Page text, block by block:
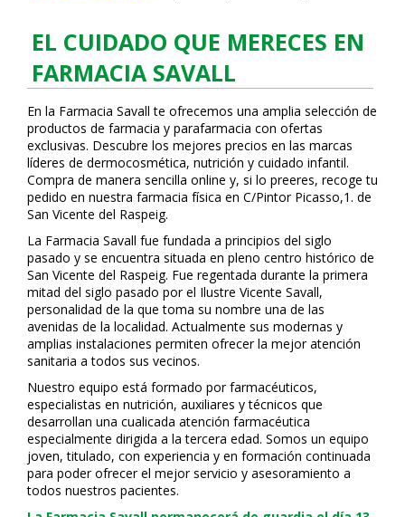
EL CUIDADO QUE MERECES EN
FARMACIA SAVALL
En la Farmacia Savall te ofrecemos una amplia selección de
productos de farmacia y parafarmacia con ofertas
exclusivas. Descubre los mejores precios en las marcas
líderes de dermocosmética, nutrición y cuidado infantil.
Compra de manera sencilla online y, si lo prefieres, recoge tu
pedido en nuestra farmacia física en C/Pintor Picasso,1. de
San Vicente del Raspeig.
La Farmacia Savall fue fundada a principios del siglo
pasado y se encuentra situada en pleno centro histórico de
San Vicente del Raspeig. Fue regentada durante la primera
mitad del siglo pasado por el Ilustre Vicente Savall,
personalidad de la que toma su nombre una de las
avenidas de la localidad. Actualmente sus modernas y
amplias instalaciones permiten ofrecer la mejor atención
sanitaria a todos sus vecinos.
Nuestro equipo está formado por farmacéuticos,
especialistas en nutrición, auxiliares y técnicos que
desarrollan una cualificada atención farmacéutica
especialmente dirigida a la tercera edad. Somos un equipo
joven, titulado, con experiencia y en formación continuada
para poder ofrecer el mejor servicio y asesoramiento a
todos nuestros pacientes.